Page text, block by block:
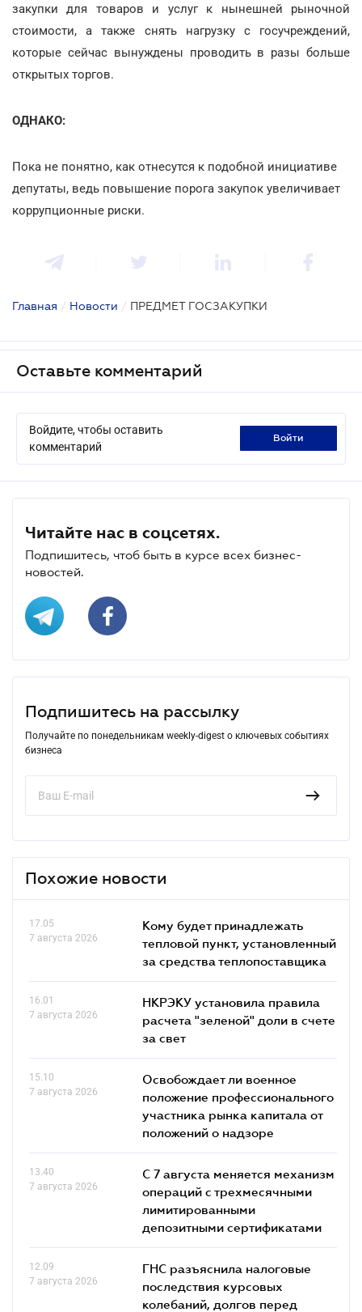
закупки для товаров и услуг к нынешней рыночной
стоимости, а также снять нагрузку с госучреждений,
которые сейчас вынуждены проводить в разы больше
открытых торгов.
ОДНАКО:
Пока не понятно, как отнесутся к подобной инициативе
депутаты, ведь повышение порога закупок увеличивает
коррупционные риски.
Главная / Новости / ПРЕДМЕТ ГОСЗАКУПКИ
Оставьте комментарий
Войдите, чтобы оставить
комментарий
войти
Читайте нас в соцсетях.
Подпишитесь, чтоб быть в курсе всех бизнес-
новостей.
Подпишитесь на рассылку
Получайте по понедельникам weekly-digest о ключевых событиях
бизнеса
Похожие новости
17.05
7 августа 2026
Кому будет принадлежать
тепловой пункт, установленный
за средства теплопоставщика
16.01
7 августа 2026
НКРЭКУ установила правила
расчета "зеленой" доли в счете
за свет
15.10
7 августа 2026
Освобождает ли военное
положение профессионального
участника рынка капитала от
положений о надзоре
13.40
7 августа 2026
С 7 августа меняется механизм
операций с трехмесячными
лимитированными
депозитными сертификатами
12.09
7 августа 2026
ГНС разъяснила налоговые
последствия курсовых
колебаний, долгов перед